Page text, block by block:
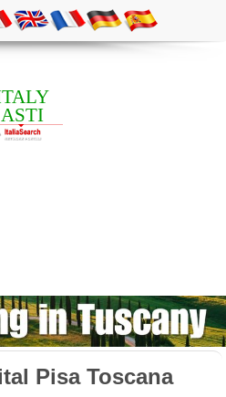
ASTI
Pisa Toscana